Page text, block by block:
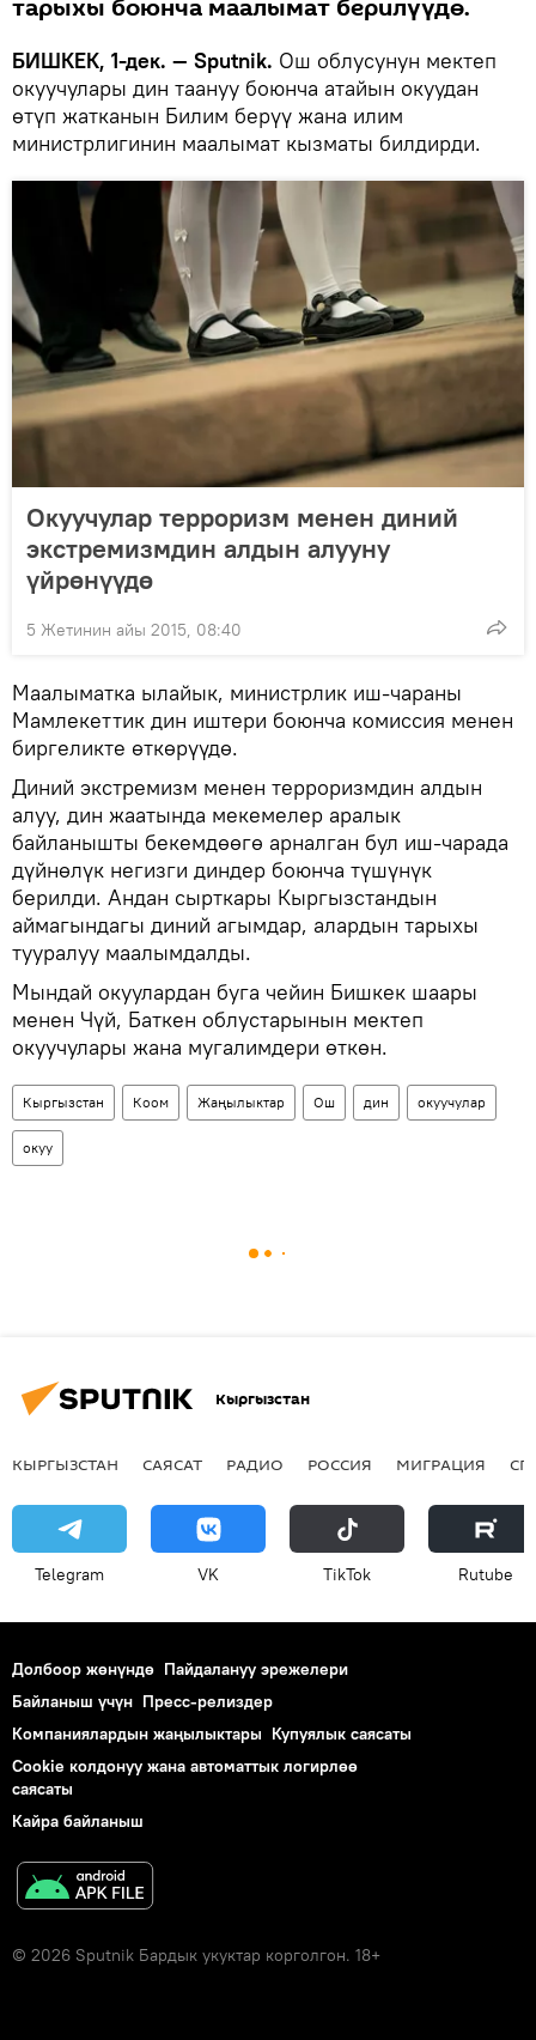
тарыхы боюнча маалымат берилүүдө.
БИШКЕК, 1-дек. — Sputnik. Ош облусунун мектеп
окуучулары дин таануу боюнча атайын окуудан
өтүп жатканын Билим берүү жана илим
министрлигинин маалымат кызматы билдирди.
Окуучулар терроризм менен диний
экстремизмдин алдын алууну
үйрөнүүдө
5 Жетинин айы 2015, 08:40
Маалыматка ылайык, министрлик иш-чараны
Мамлекеттик дин иштери боюнча комиссия менен
биргеликте өткөрүүдө.
Диний экстремизм менен терроризмдин алдын
алуу, дин жаатында мекемелер аралык
байланышты бекемдөөгө арналган бул иш-чарада
дүйнөлүк негизги диндер боюнча түшүнүк
берилди. Андан сырткары Кыргызстандын
аймагындагы диний агымдар, алардын тарыхы
тууралуу маалымдалды.
Мындай окуулардан буга чейин Бишкек шаары
менен Чүй, Баткен облустарынын мектеп
окуучулары жана мугалимдери өткөн.
Кыргызстан Коом Жаңылыктар Ош дин окуучулар
окуу
Кыргызстан
КЫРГЫЗСТАН САЯСАТ РАДИО РОССИЯ МИГРАЦИЯ
Telegram VK ТikТоk Rutube
Долбоор жөнүндө Пайдалануу эрежелери
Байланыш үчүн Пресс-релиздер
Компаниялардын жаңылыктары Купуялык саясаты
Cookie колдонуу жана автоматтык логирлөө
саясаты
Кайра байланыш
© 2026 Sputnik Бардык укуктар корголгон. 18+